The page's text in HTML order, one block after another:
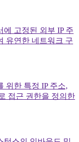
에 고정된 외부 IP 주
유연한 네트워크 구
위한 특정 IP 주소,
접근 권한을 정의한